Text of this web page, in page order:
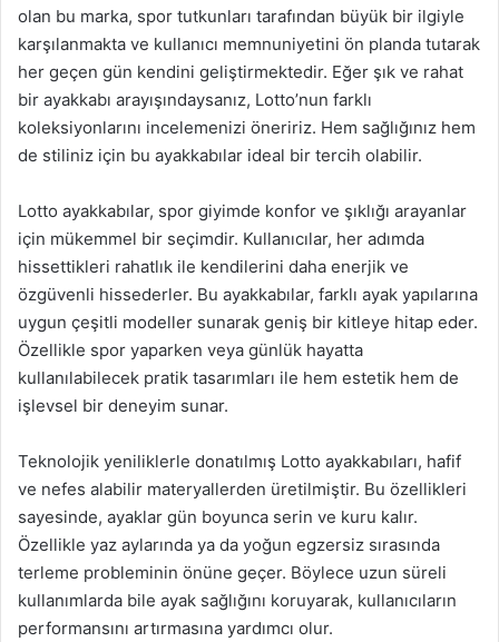
olan bu marka, spor tutkunları tarafından büyük bir ilgiyle
karşılanmakta ve kullanıcı memnuniyetini ön planda tutarak
her geçen gün kendini geliştirmektedir. Eğer şık ve rahat
bir ayakkabı arayışındaysanız, Lotto’nun farklı
koleksiyonlarını incelemenizi öneririz. Hem sağlığınız hem
de stiliniz için bu ayakkabılar ideal bir tercih olabilir.
Lotto ayakkabılar, spor giyimde konfor ve şıklığı arayanlar
için mükemmel bir seçimdir. Kullanıcılar, her adımda
hissettikleri rahatlık ile kendilerini daha enerjik ve
özgüvenli hissederler. Bu ayakkabılar, farklı ayak yapılarına
uygun çeşitli modeller sunarak geniş bir kitleye hitap eder.
Özellikle spor yaparken veya günlük hayatta
kullanılabilecek pratik tasarımları ile hem estetik hem de
işlevsel bir deneyim sunar.
Teknolojik yeniliklerle donatılmış Lotto ayakkabıları, hafif
ve nefes alabilir materyallerden üretilmiştir. Bu özellikleri
sayesinde, ayaklar gün boyunca serin ve kuru kalır.
Özellikle yaz aylarında ya da yoğun egzersiz sırasında
terleme probleminin önüne geçer. Böylece uzun süreli
kullanımlarda bile ayak sağlığını koruyarak, kullanıcıların
performansını artırmasına yardımcı olur.